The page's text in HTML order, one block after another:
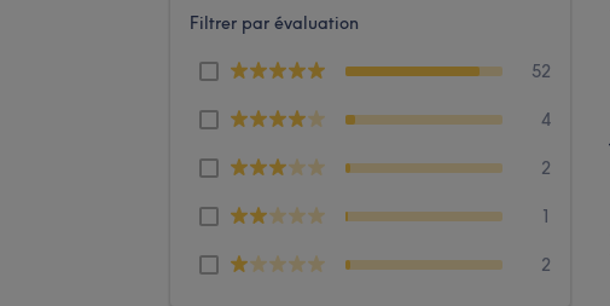
Filtrer par évaluation
52
4
2
1
2